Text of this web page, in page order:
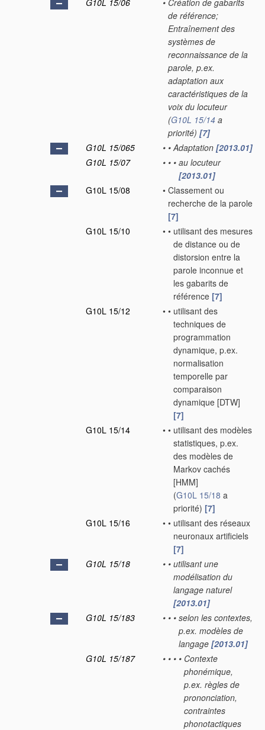
G10L 15/06 • Création de gabarits
de référence;
Entraînement des
systèmes de
reconnaissance de la
parole, p.ex.
adaptation aux
caractéristiques de la
voix du locuteur
(G10L 15/14 a
priorité) [7]
G10L 15/065
• • Adaptation [2013.01]
G10L 15/07
• • • au locuteur
[2013.01]
G10L 15/08
• Classement ou
recherche de la parole
[7]
G10L 15/10
• • utilisant des mesures
de distance ou de
distorsion entre la
parole inconnue et
les gabarits de
référence [7]
G10L 15/12
• • utilisant des
techniques de
programmation
dynamique, p.ex.
normalisation
temporelle par
comparaison
dynamique [DTW]
[7]
G10L 15/14
• • utilisant des modèles
statistiques, p.ex.
des modèles de
Markov cachés
[HMM]
(G10L 15/18 a
priorité) [7]
G10L 15/16
• • utilisant des réseaux
neuronaux artificiels
[7]
G10L 15/18
• • utilisant une
modélisation du
langage naturel
[2013.01]
G10L 15/183
• • • selon les contextes,
p.ex. modèles de
langage [2013.01]
G10L 15/187
• • • • Contexte
phonémique,
p.ex. règles de
prononciation,
contraintes
phonotactiques